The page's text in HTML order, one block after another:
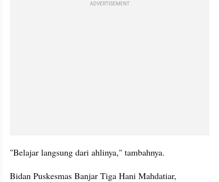
ADVERTISEMENT
"Belajar langsung dari ahlinya," tambahnya.
Bidan Puskesmas Banjar Tiga Hani Mahdatiar,